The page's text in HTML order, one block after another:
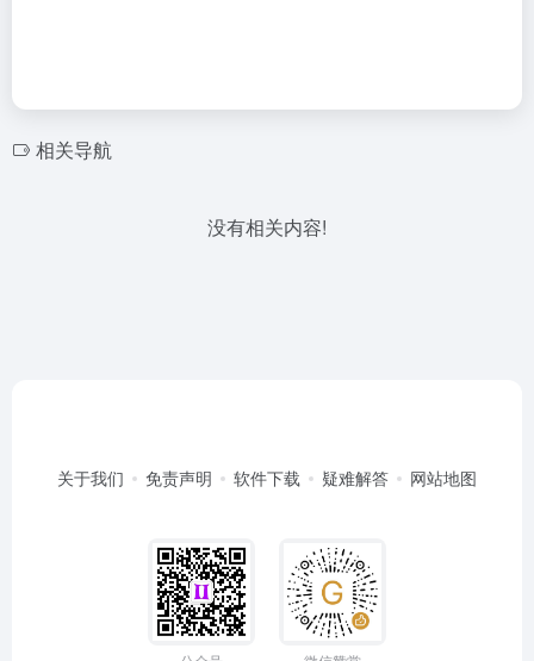
相关导航
没有相关内容!
关于我们 免责声明 软件下载 疑难解答 网站地图